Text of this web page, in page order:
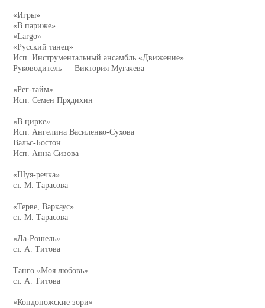
«Игры»
«В париже»
«Largo»
«Русский танец»
Исп. Инструментальный ансамбль «Движение»
Руководитель — Виктория Мугачева
«Рег-тайм»
Исп. Семен Прядихин
«В цирке»
Исп. Ангелина Василенко-Сухова
Вальс-Бостон
Исп. Анна Сизова
«Шуя-речка»
ст. М. Тарасова
«Терве, Варкаус»
ст. М. Тарасова
«Ла-Рошель»
ст. А. Титова
Танго «Моя любовь»
ст. А. Титова
«Кондопожские зори»